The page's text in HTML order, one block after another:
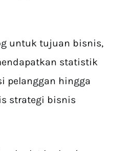
untuk tujuan bisnis,
statistik
pelanggan hingga
strategi bisnis